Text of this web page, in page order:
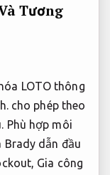
Tương
LOTO thông
cho phép theo
Phù hợp môi
dẫn đầu
Gia công